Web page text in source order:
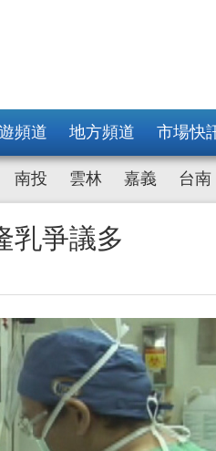
頻道 地方頻道 市場快
南投 雲林 嘉義 台南
乳爭議多